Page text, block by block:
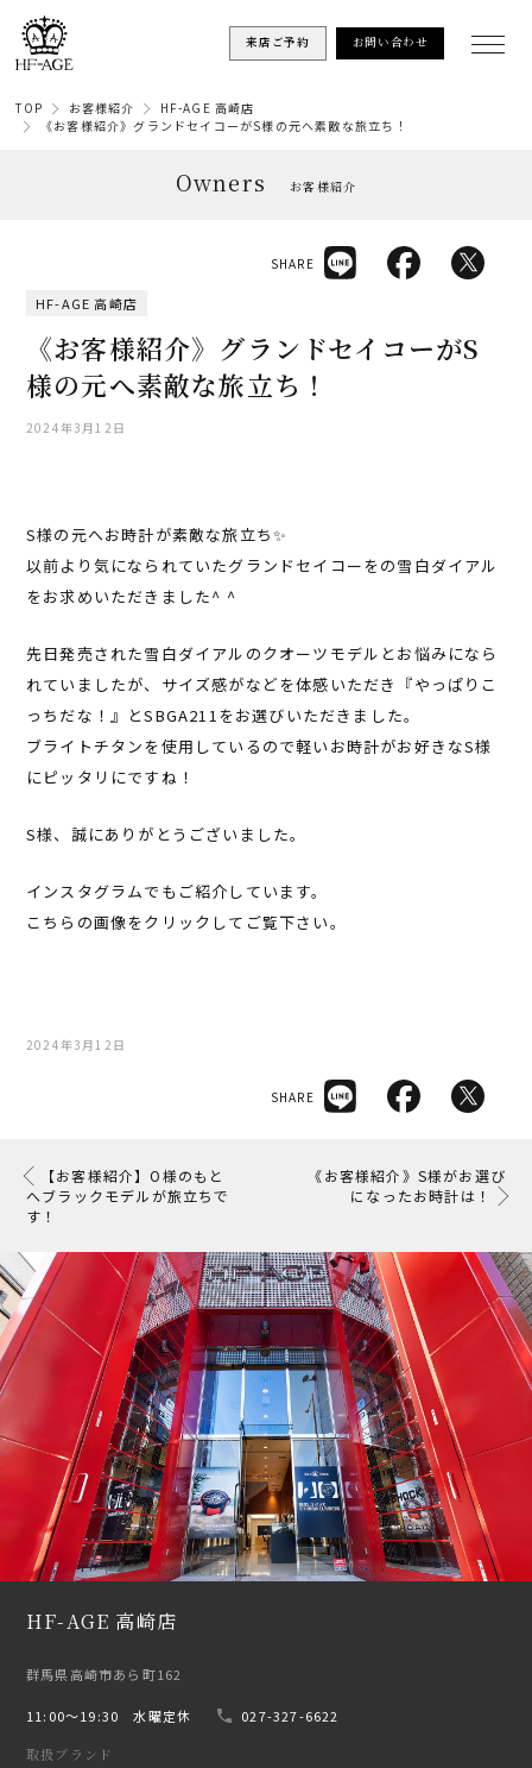
来店ご予約 お問い合わせ
TOP お客様紹介
HF-AGE 高崎店
《お客様紹介》グランドセイコーがS様の元へ素敵な旅立ち！
Owners お客様紹介
HF-AGE 高崎店
《お客様紹介》グランドセイコーがS
様の元へ素敵な旅立ち！
2024年3月12日
SHARE
S様の元へお時計が素敵な旅立ち✨
以前より気になられていたグランドセイコーをの雪白ダイアル
をお求めいただきました^ ^
先日発売された雪白ダイアルのクオーツモデルとお悩みになら
れていましたが、サイズ感がなどを体感いただき『やっぱりこ
っちだな！』とSBGA211をお選びいただきました。
ブライトチタンを使用しているので軽いお時計がお好きなS様
にピッタリにですね！
S様、誠にありがとうございました。
インスタグラムでもご紹介しています。
こちらの画像をクリックしてご覧下さい。
2024年3月12日
SHARE
【お客様紹介】O様のもと
へブラックモデルが旅立ちで
す！
《お客様紹介》S様がお選び
になったお時計は！
HF-AGE 高崎店
群馬県高崎市あら町162
11:00〜19:30 水曜定休
027-327-6622
取扱ブランド